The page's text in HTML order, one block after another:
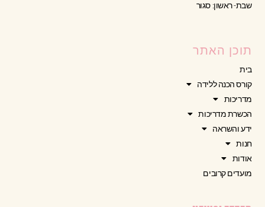
שבת- ראשון: סגור
תוכן האתר
בית
קורס הכנה ללידה
מדריכות
הכשרת מדריכות
ידע והשראה
חנות
אודות
מועדים קרובים